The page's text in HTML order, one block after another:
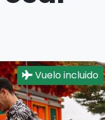
Vuelo incluido